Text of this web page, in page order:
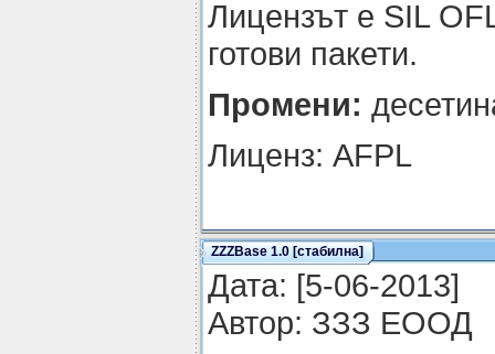
Лицензът е SIL
готови пакети.
Промени:
Лиценз: AFPL
ZZZBase 1.0 [стабилна]
Датa: [5-06-2013]
Автор: ЗЗЗ ЕООД